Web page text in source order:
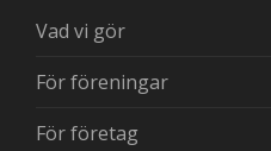
Vad vi gör
För föreningar
För företag